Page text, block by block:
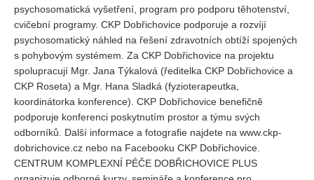
psychosomatická vyšetření, program pro podporu těhotenství,
cvičební programy. CKP Dobřichovice podporuje a rozvíjí
psychosomatický náhled na řešení zdravotních obtíží spojených
s pohybovým systémem. Za CKP Dobřichovice na projektu
spolupracují Mgr. Jana Týkalová (ředitelka CKP Dobřichovice a
CKP Roseta) a Mgr. Hana Sladká (fyzioterapeutka,
koordinátorka konference). CKP Dobřichovice benefičně
podporuje konferenci poskytnutím prostor a týmu svých
odborníků. Další informace a fotografie najdete na www.ckp-
dobrichovice.cz nebo na Facebooku CKP Dobřichovice.
CENTRUM KOMPLEXNÍ PÉČE DOBŘICHOVICE PLUS